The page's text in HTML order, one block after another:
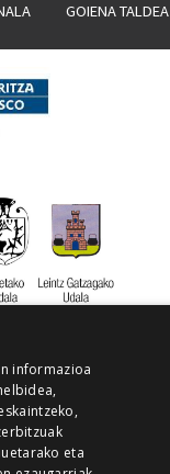
GOIENA TALDEA
informazioa
eta